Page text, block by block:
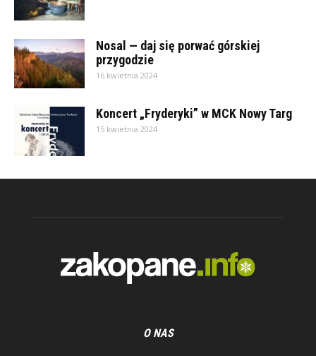
Nosal — daj się porwać górskiej
przygodzie
16 kwietnia 2024
Koncert „Fryderyki” w MCK Nowy Targ
15 kwietnia 2024
O NAS